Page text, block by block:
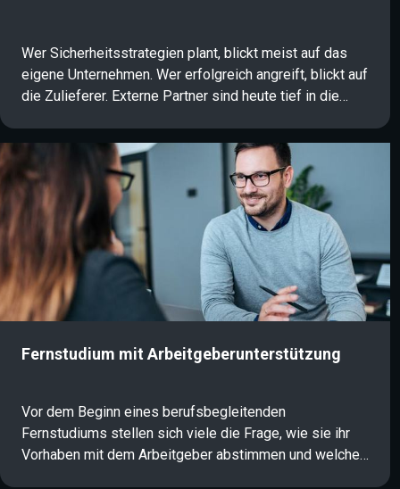
Wer Sicherheitsstrategien plant, blickt meist auf das
eigene Unternehmen. Wer erfolgreich angreift, blickt auf
die Zulieferer. Externe Partner sind heute tief in die
schafft Angriffsflächen, die klassische Konzepte oft
übersehen: Ein Großteil erfolgreicher Cyberangriffe
erfolgt über die Lieferkette. Ein aktives Third Party Risk
Management (TPRM) sichert diese Schwachstelle und
stärkt die operative Resilienz.
Fernstudium mit Arbeitgeberunterstützung
Vor dem Beginn eines berufsbegleitenden
Fernstudiums stellen sich viele die Frage, wie sie ihr
Vorhaben mit dem Arbeitgeber abstimmen und welche